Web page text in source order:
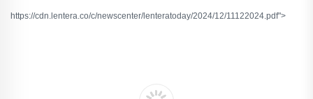
https://cdn.lentera.co/c/newscenter/lenteratoday/2024/12/11122024.pdf">